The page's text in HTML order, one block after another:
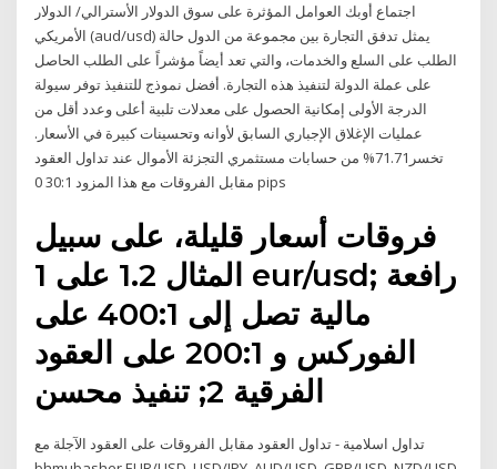
اجتماع أوبك العوامل المؤثرة على سوق الدولار الأسترالي/ الدولار
الأمريكي (aud/usd) يمثل تدفق التجارة بين مجموعة من الدول حالة
الطلب على السلع والخدمات، والتي تعد أيضاً مؤشراً على الطلب الحاصل
على عملة الدولة لتنفيذ هذه التجارة. أفضل نموذج للتنفيذ توفر سيولة
الدرجة الأولى إمكانية الحصول على معدلات تلبية أعلى وعدد أقل من
عمليات الإغلاق الإجباري السابق لأوانه وتحسينات كبيرة في الأسعار.
تخسر71.71% من حسابات مستثمري التجزئة الأموال عند تداول العقود
مقابل الفروقات مع هذا المزود 30:1 0 pips
فروقات أسعار قليلة، على سبيل
المثال 1.2 على 1 eur/usd; رافعة
مالية تصل إلى 400:1 على
الفوركس و 200:1 على العقود
الفرقية 2; تنفيذ محسن
تداول اسلامية - تداول العقود مقابل الفروقات على العقود الآجلة مع